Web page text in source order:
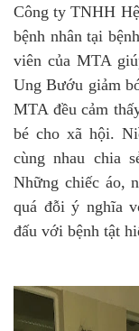
Công ty TNHH
bệnh nhân tại
viên của MTA
Ung Bướu giảm
MTA đều cảm
bé cho xã hội.
cùng nhau chia
Những chiếc áo,
quá đỗi ý nghĩa
đấu với bệnh tật